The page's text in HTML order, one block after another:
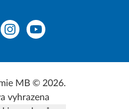
InstagramYouTube
MB © 2026.
vyhrazena